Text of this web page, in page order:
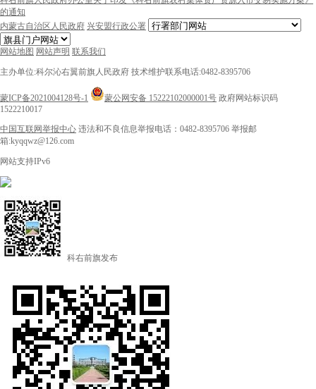
的通知
内蒙古自治区人民政府 兴安盟行政公署
网站地图 网站声明 联系我们
主办单位:科尔沁右翼前旗人民政府 技术维护联系电话:0482-8395706
蒙ICP备2021004128号-1 蒙公网安备 15222102000001号 政府网站标识码
1522210017
中国互联网举报中心 违法和不良信息举报电话：0482-8395706 举报邮
箱:kyqqwz@126.com
网站支持IPv6
科右前旗发布